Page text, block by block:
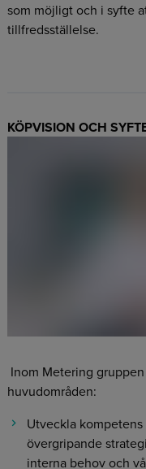
som möjligt och i syfte
tillfredsställelse.
KÖPVISION OCH
Inom Metering
huvudområden:
Utveckla
övergripande
interna behov och